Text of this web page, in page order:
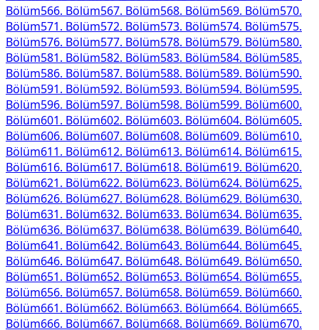
Bölüm566. Bölüm567. Bölüm568. Bölüm569. Bölüm570.
Bölüm571. Bölüm572. Bölüm573. Bölüm574. Bölüm575.
Bölüm576. Bölüm577. Bölüm578. Bölüm579. Bölüm580.
Bölüm581. Bölüm582. Bölüm583. Bölüm584. Bölüm585.
Bölüm586. Bölüm587. Bölüm588. Bölüm589. Bölüm590.
Bölüm591. Bölüm592. Bölüm593. Bölüm594. Bölüm595.
Bölüm596. Bölüm597. Bölüm598. Bölüm599. Bölüm600.
Bölüm601. Bölüm602. Bölüm603. Bölüm604. Bölüm605.
Bölüm606. Bölüm607. Bölüm608. Bölüm609. Bölüm610.
Bölüm611. Bölüm612. Bölüm613. Bölüm614. Bölüm615.
Bölüm616. Bölüm617. Bölüm618. Bölüm619. Bölüm620.
Bölüm621. Bölüm622. Bölüm623. Bölüm624. Bölüm625.
Bölüm626. Bölüm627. Bölüm628. Bölüm629. Bölüm630.
Bölüm631. Bölüm632. Bölüm633. Bölüm634. Bölüm635.
Bölüm636. Bölüm637. Bölüm638. Bölüm639. Bölüm640.
Bölüm641. Bölüm642. Bölüm643. Bölüm644. Bölüm645.
Bölüm646. Bölüm647. Bölüm648. Bölüm649. Bölüm650.
Bölüm651. Bölüm652. Bölüm653. Bölüm654. Bölüm655.
Bölüm656. Bölüm657. Bölüm658. Bölüm659. Bölüm660.
Bölüm661. Bölüm662. Bölüm663. Bölüm664. Bölüm665.
Bölüm666. Bölüm667. Bölüm668. Bölüm669. Bölüm670.